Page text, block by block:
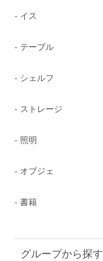
- イス
- テーブル
- シェルフ
- ストレージ
- 照明
- オブジェ
- 書籍
グループから探す